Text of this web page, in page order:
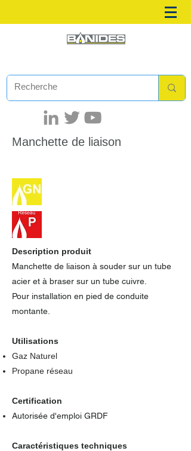
Manchette de liaison
Description produit
Manchette de liaison à souder sur un tube
acier et à braser sur un tube cuivre.
Pour installation en pied de conduite
montante.
Utilisations
Gaz Naturel
Propane réseau
Certification
Autorisée d'emploi GRDF
Caractéristiques techniques